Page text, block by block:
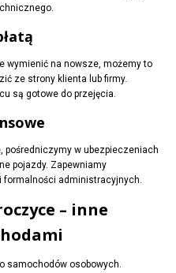
wymienić na nowsze, możemy to
ze strony klienta lub firmy.
są gotowe do przejęcia.
pośredniczymy w ubezpieczeniach
pojazdy. Zapewniamy
formalności administracyjnych.
– inne
samochodów osobowych.